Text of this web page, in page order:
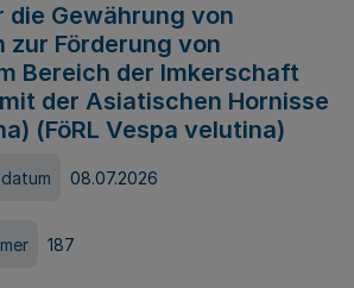
die Gewährung von
zur Förderung von
Bereich der Imkerschaft
der Asiatischen Hornisse
(FöRL Vespa velutina)
08.07.2026
187